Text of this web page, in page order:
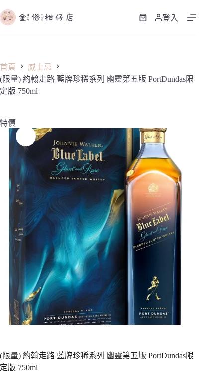
至
容
購
登入
首頁
威士忌
(限量) 約翰走路 藍牌珍稀系列 幽靈第五版 PortDundas限
定版 750ml
特價
(限量) 約翰走路 藍牌珍稀系列 幽靈第五版 PortDundas限
定版 750ml